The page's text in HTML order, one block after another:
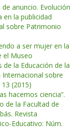
anuncio. Evolución
la publicidad
sobre Patrimonio
a ser mujer en la
el Museo
de la Educación de la
Internacional sobre
(2015)
hacemos ciencia”.
de la Facultad de
Revista
Educativo: Núm.